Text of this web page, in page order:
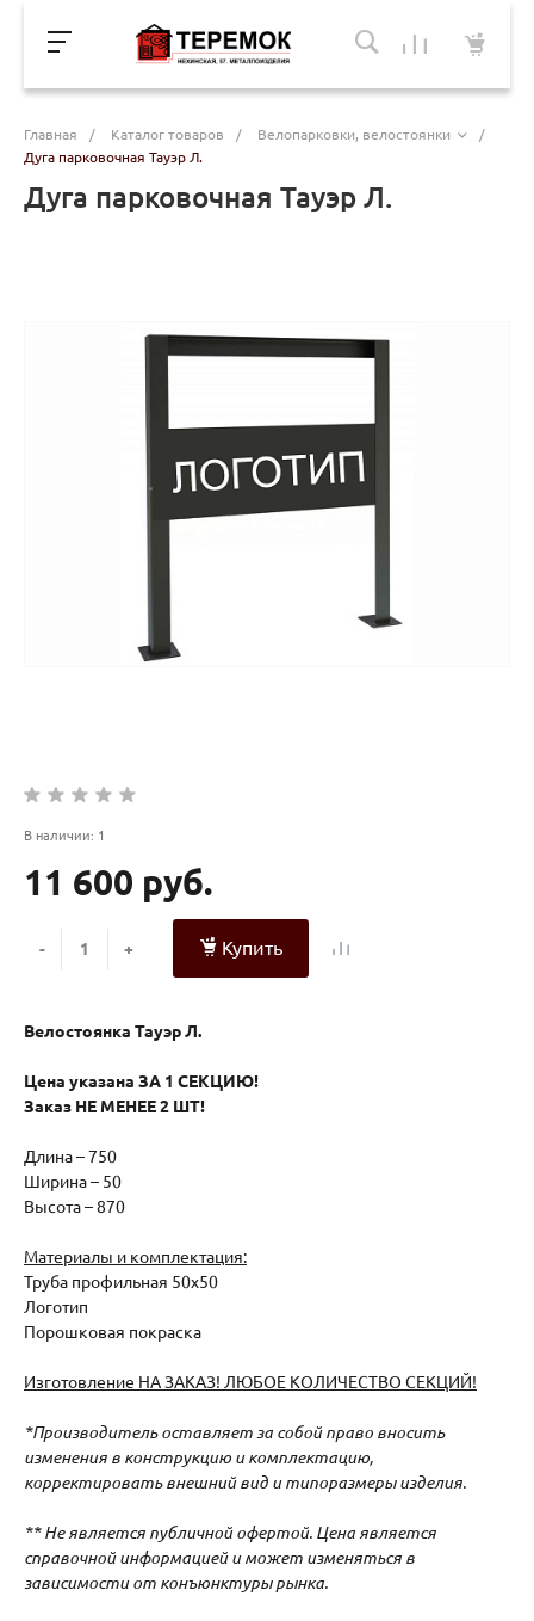
Главная / Каталог товаров / Велопарковки, велостоянки
/
Дуга парковочная Тауэр Л.
Дуга парковочная Тауэр Л.
В наличии: 1
11 600 руб.
- + Купить
Велостоянка Тауэр Л.
Цена указана ЗА 1 СЕКЦИЮ!
Заказ НЕ МЕНЕЕ 2 ШТ!
Длина – 750
Ширина – 50
Высота – 870
Материалы и комплектация:
Труба профильная 50х50
Логотип
Порошковая покраска
Изготовление НА ЗАКАЗ! ЛЮБОЕ КОЛИЧЕСТВО СЕКЦИЙ!
*Производитель оставляет за собой право вносить
изменения в конструкцию и комплектацию,
корректировать внешний вид и типоразмеры изделия.
** Не является публичной офертой. Цена является
справочной информацией и может изменяться в
зависимости от конъюнктуры рынка.